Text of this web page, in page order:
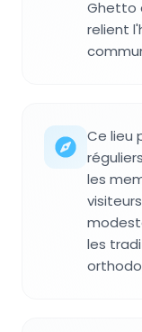
Ghetto
relient
Ce lieu
les
les